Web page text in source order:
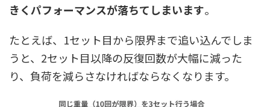
きくパフォーマンスが落ちてしまいます。
たとえば、1セット目から限界まで追い込んでしま
うと、2セット目以降の反復回数が大幅に減った
り、負荷を減らさなければならなくなります。